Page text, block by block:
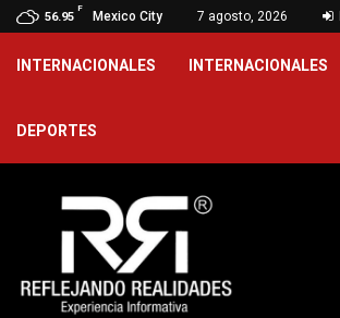
56.95
F
Mexico City 7 agosto, 2026
de 9 mil 800…
INTERNACIONALES INTERNACIONALES
DEPORTES